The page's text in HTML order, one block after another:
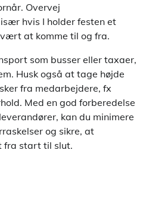
Overvej
hvis I holder festen et
at komme til og fra.
som busser eller taxaer,
Husk også at tage højde
fra medarbejdere, fx
Med en god forberedelse
kan du minimere
og sikre, at
fra start til slut.